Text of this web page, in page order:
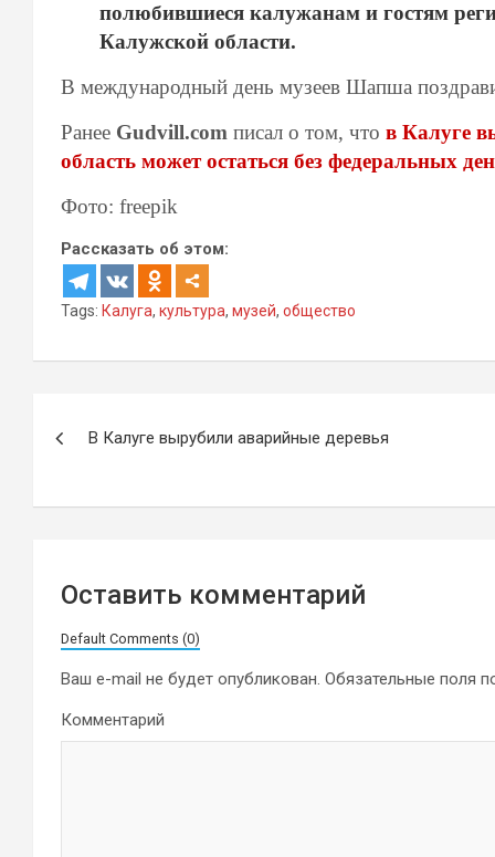
полюбившиеся калужанам и гостям
Калужской области.
В международный день музеев Шапша
Ранее Gudvill.com писал о том, что в Калуге
область может остаться без федеральных
Фото: freepik
Рассказать об этом:
Tags: Калуга, культура, музей, общество
записям
В Калуге вырубили аварийные деревья
Оставить комментарий
Default Comments (0)
Ваш e-mail не будет опубликован. Обязательные поля
Комментарий